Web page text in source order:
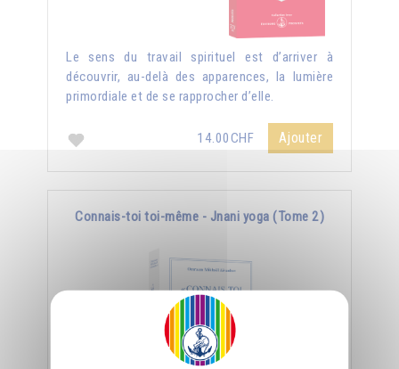
Le sens du travail spirituel est d’arriver à
découvrir, au-delà des apparences, la lumière
primordiale et de se rapprocher d’elle.
14.00CHF Ajouter
Connais-toi toi-même - Jnani yoga (Tome 2)